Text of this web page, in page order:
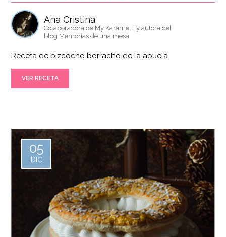
Ana Cristina
Colaboradora de My Karamelli y autora del
blog Memorias de una mesa
Receta de bizcocho borracho de la abuela
VER RECETA
05
DIC